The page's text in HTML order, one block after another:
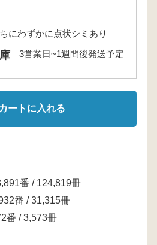
にわずかに点状シミあり
3営業日~1週間後発送予定
カートに入れる
番 / 124,819冊
番 / 31,315冊
番 / 3,573冊